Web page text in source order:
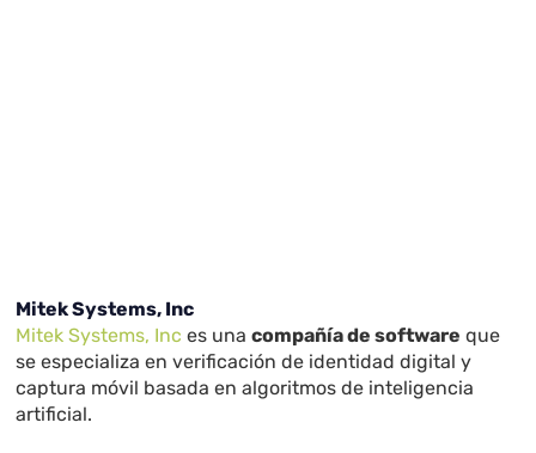
Mitek Systems, Inc
Mitek Systems, Inc es unacompañía de software que
se especializa en verificación de identidad digital y
captura móvil basada en algoritmos de inteligencia
artificial.